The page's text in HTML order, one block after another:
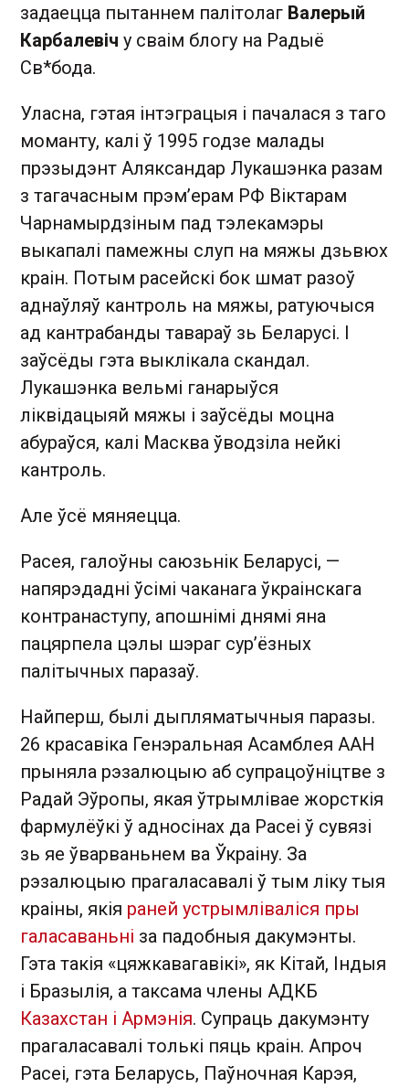
задаецца пытаннем палітолаг Валерый
Карбалевіч у сваім блогу на Радыё
Св*бода.
Уласна, гэтая інтэграцыя і пачалася з таго
моманту, калі ў 1995 годзе малады
прэзыдэнт Аляксандар Лукашэнка разам
з тагачасным прэм’ерам РФ Віктарам
Чарнамырдзіным пад тэлекамэры
выкапалі памежны слуп на мяжы дзьвюх
краін. Потым расейскі бок шмат разоў
аднаўляў кантроль на мяжы, ратуючыся
ад кантрабанды тавараў зь Беларусі. І
заўсёды гэта выклікала скандал.
Лукашэнка вельмі ганарыўся
ліквідацыяй мяжы і заўсёды моцна
абураўся, калі Масква ўводзіла нейкі
кантроль.
Але ўсё мяняецца.
Расея, галоўны саюзьнік Беларусі, —
напярэдадні ўсімі чаканага ўкраінскага
контранаступу, апошнімі днямі яна
пацярпела цэлы шэраг сурʼёзных
палітычных паразаў.
Найперш, былі дыпляматычныя паразы.
26 красавіка Генэральная Асамблея ААН
прыняла рэзалюцыю аб супрацоўніцтве з
Радай Эўропы, якая ўтрымлівае жорсткія
фармулёўкі ў адносінах да Расеі ў сувязі
зь яе ўварваньнем ва Ўкраіну. За
рэзалюцыю прагаласавалі ў тым ліку тыя
краіны, якія раней устрымліваліся пры
галасаваньні за падобныя дакумэнты.
Гэта такія «цяжкавагавікі», як Кітай, Індыя
і Бразылія, а таксама члены АДКБ
Казахстан і Армэнія. Супраць дакумэнту
прагаласавалі толькі пяць краін. Апроч
Расеі, гэта Беларусь, Паўночная Карэя,